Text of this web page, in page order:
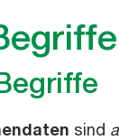
sind